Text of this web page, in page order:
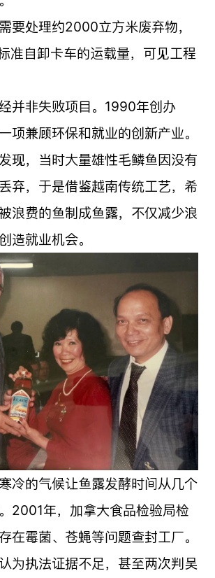
要处理约2000立方米废弃物，
准自卸卡车的运载量，可见工程
并非失败项目。1990年创办
项兼顾环保和就业的创新产业。
现，当时大量雄性毛鳞鱼因没有
弃，于是借鉴越南传统工艺，希
浪费的鱼制成鱼露，不仅减少浪
造就业机会。
冷的气候让鱼露发酵时间从几个
2001年，加拿大食品检验局检
在霉菌、苍蝇等问题查封工厂。
为执法证据不足，甚至两次判吴